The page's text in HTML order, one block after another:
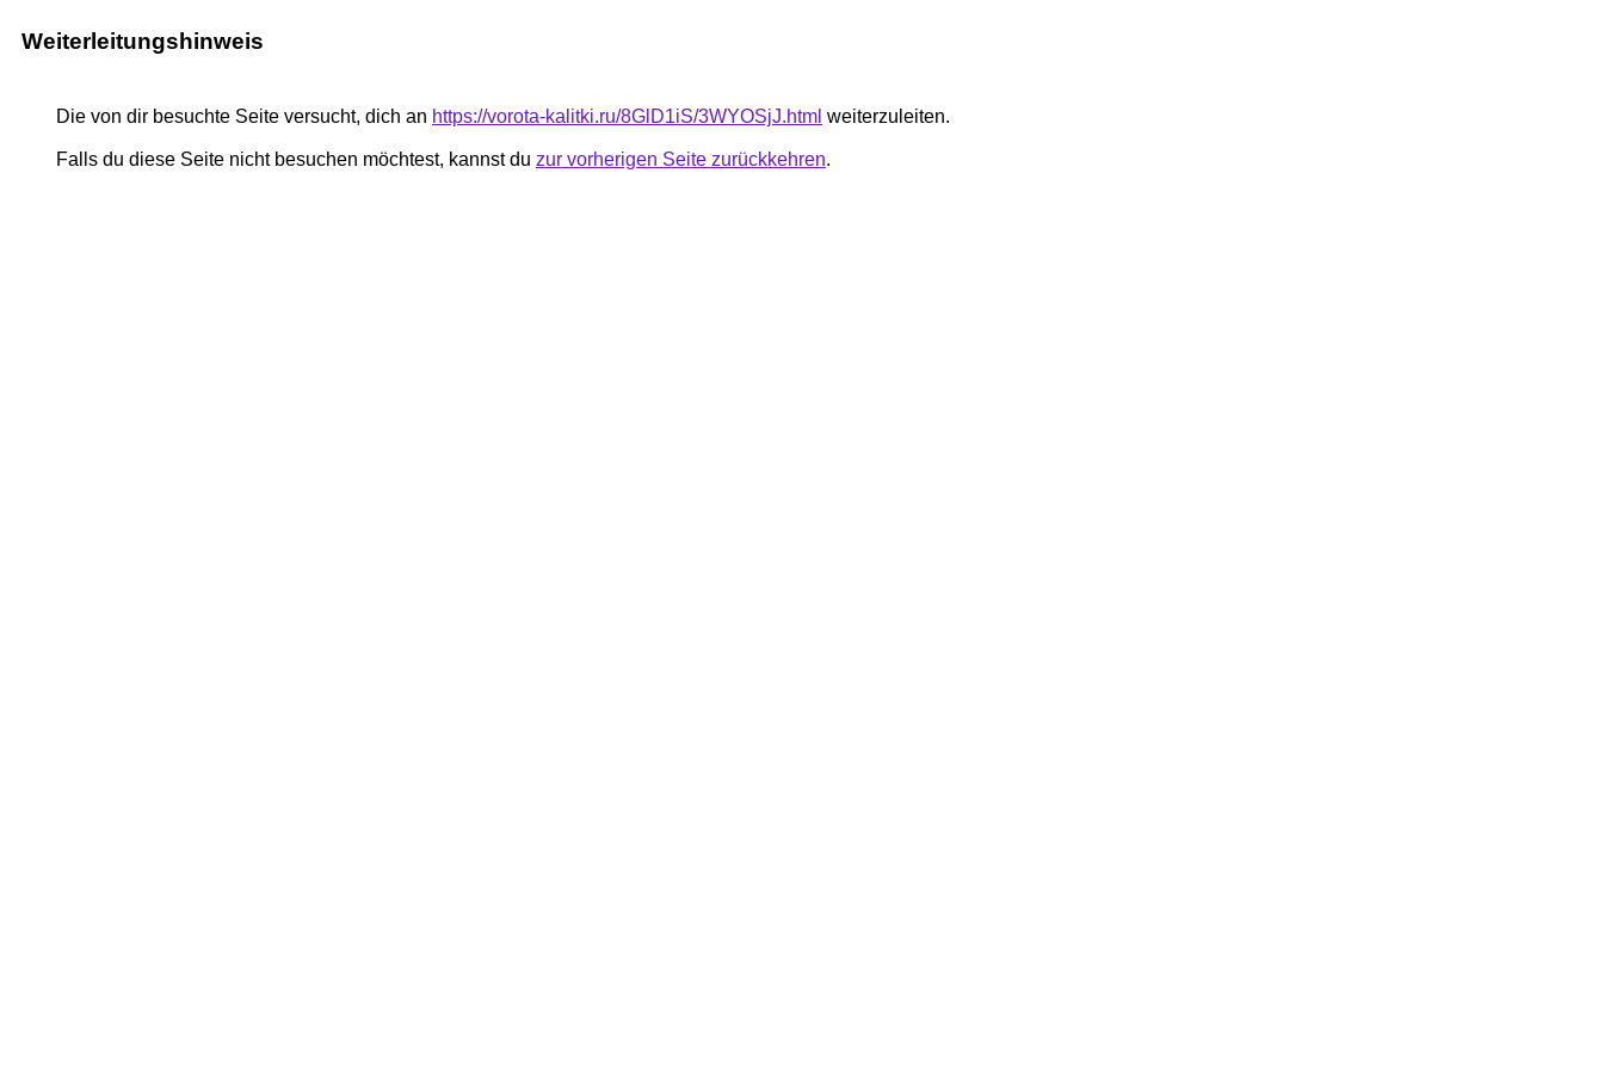
Weiterleitungshinweis
Die von dir besuchte Seite versucht, dich an https://vorota-kalitki.ru/8GlD1iS/3WYOSjJ.html weiterzuleiten.
Falls du diese Seite nicht besuchen möchtest, kannst du zur vorherigen Seite zurückkehren.